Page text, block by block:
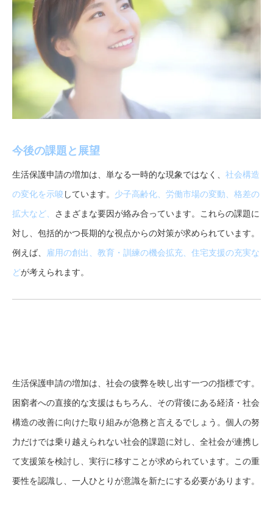
今後の課題と展望
生活保護申請の増加は、単なる一時的な現象ではなく、 社会構造
の変化を示唆 しています。 少子高齢化、労働市場の変動、格差の
拡大など、 さまざまな要因が絡み合っています。これらの課題に
対し、包括的かつ長期的な視点からの対策が求められています。
例えば、
雇用の創出、教育・訓練の機会拡充、住宅支援の充実な
どが考えられます。
生活保護申請の増加は、社会の疲弊を映し出す一つの指標です。
困窮者への直接的な支援はもちろん、その背後にある経済・社会
構造の改善に向けた取り組みが急務と言えるでしょう。個人の努
力だけでは乗り越えられない社会的課題に対し、全社会が連携し
て支援策を検討し、実行に移すことが求められています。この重
要性を認識し、一人ひとりが意識を新たにする必要があります。